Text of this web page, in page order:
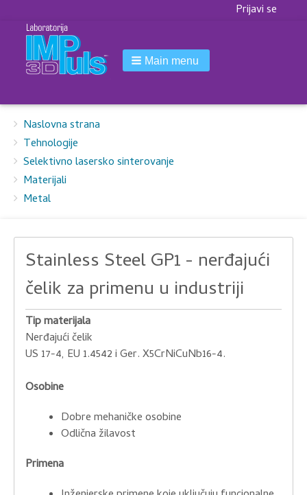
Korisnički
Prijavi se
Main menu
Breadcrumbs
You
are
here:
Naslovna strana
Tehnologije
Selektivno lasersko sinterovanje
Materijali
Metal
Stainless Steel GP1 - nerđajući
čelik za primenu u industriji
Tip materijala
Nerđajući čelik
US 17-4, EU 1.4542 i Ger. X5CrNiCuNb16-4.
Osobine
Dobre mehaničke osobine
Odlična žilavost
Primena